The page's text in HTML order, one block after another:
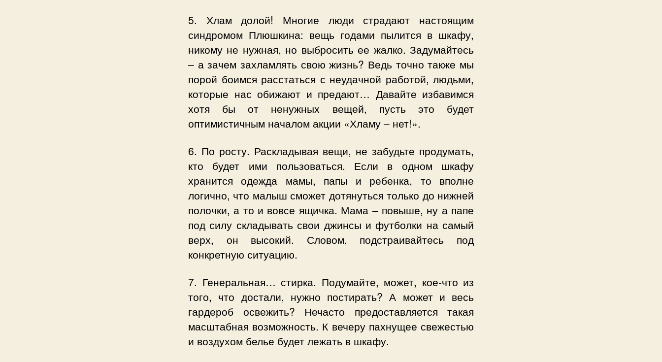
5. Хлам долой! Многие люди страдают настоящим
синдромом Плюшкина: вещь годами пылится в шкафу,
никому не нужная, но выбросить ее жалко. Задумайтесь
– а зачем захламлять свою жизнь? Ведь точно также мы
порой боимся расстаться с неудачной работой, людьми,
которые нас обижают и предают… Давайте избавимся
хотя бы от ненужных вещей, пусть это будет
оптимистичным началом акции «Хламу – нет!».
6. По росту. Раскладывая вещи, не забудьте продумать,
кто будет ими пользоваться. Если в одном шкафу
хранится одежда мамы, папы и ребенка, то вполне
логично, что малыш сможет дотянуться только до нижней
полочки, а то и вовсе ящичка. Мама – повыше, ну а папе
под силу складывать свои джинсы и футболки на самый
верх, он высокий. Словом, подстраивайтесь под
конкретную ситуацию.
7. Генеральная… стирка. Подумайте, может, кое-что из
того, что достали, нужно постирать? А может и весь
гардероб освежить? Нечасто предоставляется такая
масштабная возможность. К вечеру пахнущее свежестью
и воздухом белье будет лежать в шкафу.